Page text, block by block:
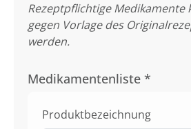
Rezeptpflichtige Medikamente
gegen Vorlage des
werden.
Medikamentenliste *
Produktbezeichnung